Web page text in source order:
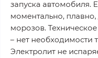
запуска автомобиля.
моментально,
морозов.
– нет необходимости
Электролит не